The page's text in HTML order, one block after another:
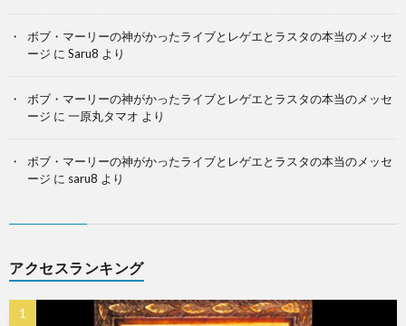
ボブ・マーリーの神がかったライブとレゲエとラスタの本当のメッセ
ージ に Saru8 より
ボブ・マーリーの神がかったライブとレゲエとラスタの本当のメッセ
ージ に 一原丸タマオ より
ボブ・マーリーの神がかったライブとレゲエとラスタの本当のメッセ
ージ に saru8 より
アクセスランキング